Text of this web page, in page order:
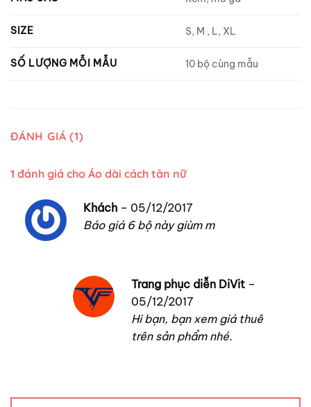
SIZE S, M , L, XL
SỐ LƯỢNG MỖI MẪU 10 bộ cùng mẫu
ĐÁNH GIÁ (1)
1 đánh giá cho Áo dài cách tân nữ
Khách – 05/12/2017
Báo giá 6 bộ này giùm m
Trang phục diễn DiVit –
05/12/2017
Hi bạn, bạn xem giá thuê
trên sản phẩm nhé.